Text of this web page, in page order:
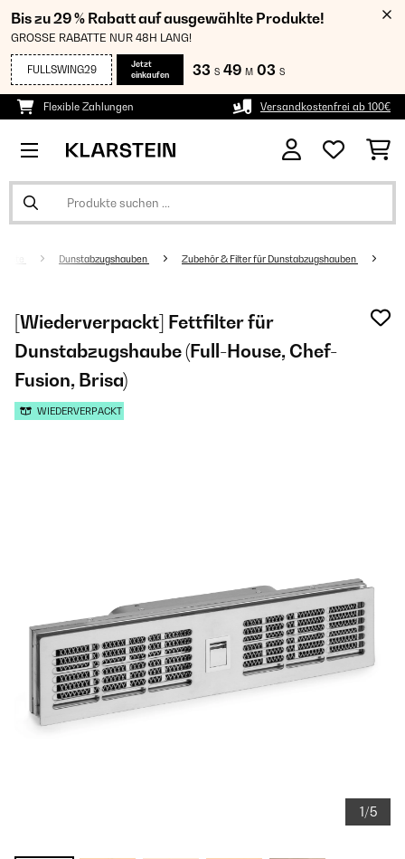
Bis zu 29 % Rabatt auf ausgewählte Produkte!
GROSSE RABATTE NUR 48H LANG!
FULLSWING29
Jetzt
einkaufen
33 S 49 M 02 S
Flexible Zahlungen Versandkostenfrei ab 100€
Dunstabzugshauben Zubehör & Filter für Dunstabzugshauben
[Wiederverpackt] Fettfilter für
Dunstabzugshaube (Full-House, Chef-
Fusion, Brisa)
WIEDERVERPACKT
1/5